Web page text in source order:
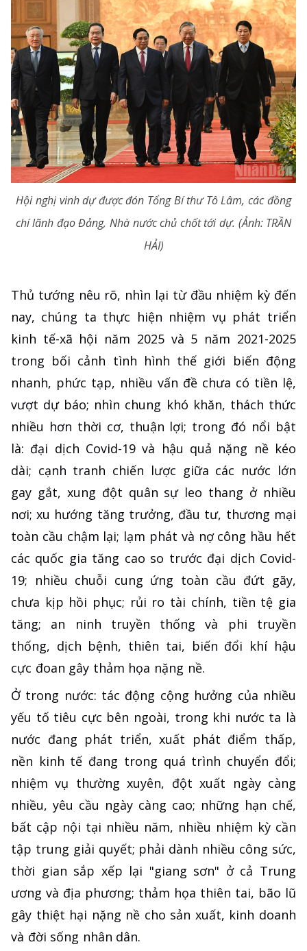
Hội nghị vinh dự được đón Tổng Bí thư Tô Lâm, các đồng
chí lãnh đạo Đảng, Nhà nước chủ chốt tới dự. (Ảnh: TRẦN
HẢI)
Thủ tướng nêu rõ, nhìn lại từ đầu nhiệm kỳ đến
nay, chúng ta thực hiện nhiệm vụ phát triển
kinh tế-xã hội năm 2025 và 5 năm 2021-2025
trong bối cảnh tình hình thế giới biến động
nhanh, phức tạp, nhiều vấn đề chưa có tiền lệ,
vượt dự báo; nhìn chung khó khăn, thách thức
nhiều hơn thời cơ, thuận lợi; trong đó nổi bật
là: đại dịch Covid-19 và hậu quả nặng nề kéo
dài; cạnh tranh chiến lược giữa các nước lớn
gay gắt, xung đột quân sự leo thang ở nhiều
nơi; xu hướng tăng trưởng, đầu tư, thương mại
toàn cầu chậm lại; lạm phát và nợ công hầu hết
các quốc gia tăng cao so trước đại dịch Covid-
19; nhiều chuỗi cung ứng toàn cầu đứt gãy,
chưa kịp hồi phục; rủi ro tài chính, tiền tệ gia
tăng; an ninh truyền thống và phi truyền
thống, dịch bệnh, thiên tai, biến đổi khí hậu
cực đoan gây thảm họa nặng nề.
Ở trong nước: tác động cộng hưởng của nhiều
yếu tố tiêu cực bên ngoài, trong khi nước ta là
nước đang phát triển, xuất phát điểm thấp,
nền kinh tế đang trong quá trình chuyển đổi;
nhiệm vụ thường xuyên, đột xuất ngày càng
nhiều, yêu cầu ngày càng cao; những hạn chế,
bất cập nội tại nhiều năm, nhiều nhiệm kỳ cần
tập trung giải quyết; phải dành nhiều công sức,
thời gian sắp xếp lại "giang sơn" ở cả Trung
ương và địa phương; thảm họa thiên tai, bão lũ
gây thiệt hại nặng nề cho sản xuất, kinh doanh
và đời sống nhân dân.